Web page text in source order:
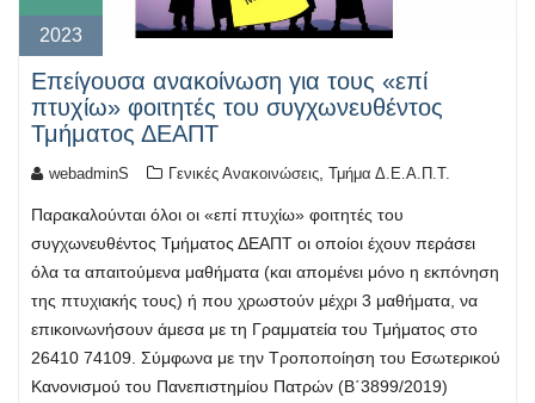
2023
Επείγουσα ανακοίνωση για τους «επί
πτυχίω» φοιτητές του συγχωνευθέντος
Τμήματος ΔΕΑΠΤ
webadminS Γενικές Ανακοινώσεις Τμήμα Δ.Ε.Α.Π.Τ.
Παρακαλούνται όλοι οι «επί πτυχίω» φοιτητές του
συγχωνευθέντος Τμήματος ΔΕΑΠΤ οι οποίοι έχουν περάσει
όλα τα απαιτούμενα μαθήματα (και απομένει μόνο η εκπόνηση
της πτυχιακής τους) ή που χρωστούν μέχρι 3 μαθήματα, να
επικοινωνήσουν άμεσα με τη Γραμματεία του Τμήματος στο
26410 74109. Σύμφωνα με την Τροποποίηση του Εσωτερικού
Κανονισμού του Πανεπιστημίου Πατρών (Β΄3899/2019)